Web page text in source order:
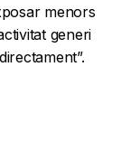
menors
generi